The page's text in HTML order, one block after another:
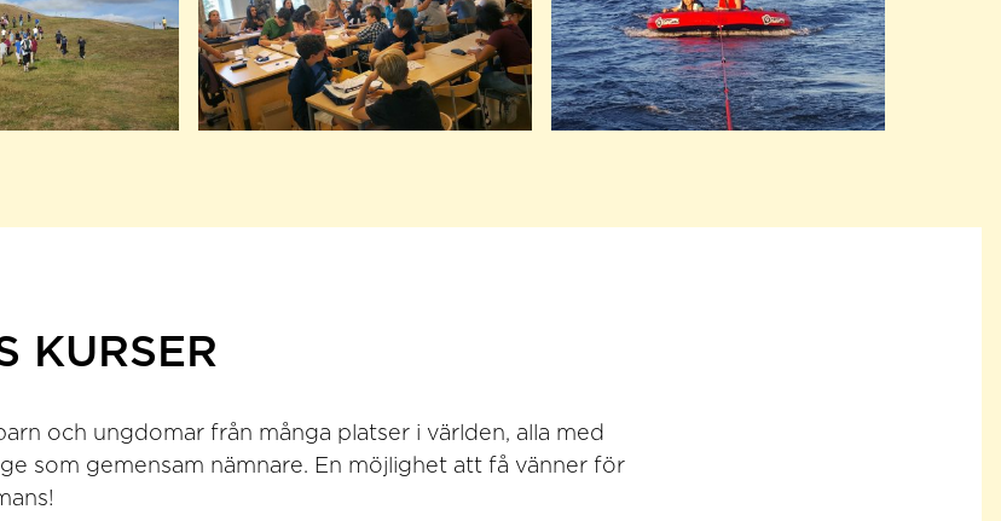
KURSER
och ungdomar från många platser i världen, alla med
som gemensam nämnare. En möjlighet att få vänner för